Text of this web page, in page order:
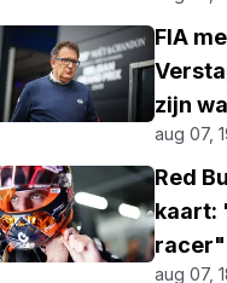
FIA
zijn
aug 07,
Red
kaart:
racer"
aug 07,